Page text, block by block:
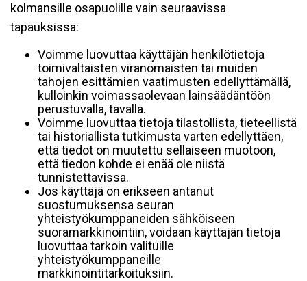
kolmansille osapuolille vain seuraavissa
tapauksissa:
Voimme luovuttaa käyttäjän henkilötietoja
toimivaltaisten viranomaisten tai muiden
tahojen esittämien vaatimusten edellyttämällä,
kulloinkin voimassaolevaan lainsäädäntöön
perustuvalla, tavalla.
Voimme luovuttaa tietoja tilastollista, tieteellistä
tai historiallista tutkimusta varten edellyttäen,
että tiedot on muutettu sellaiseen muotoon,
että tiedon kohde ei enää ole niistä
tunnistettavissa.
Jos käyttäjä on erikseen antanut
suostumuksensa seuran
yhteistyökumppaneiden sähköiseen
suoramarkkinointiin, voidaan käyttäjän tietoja
luovuttaa tarkoin valituille
yhteistyökumppaneille
markkinointitarkoituksiin.